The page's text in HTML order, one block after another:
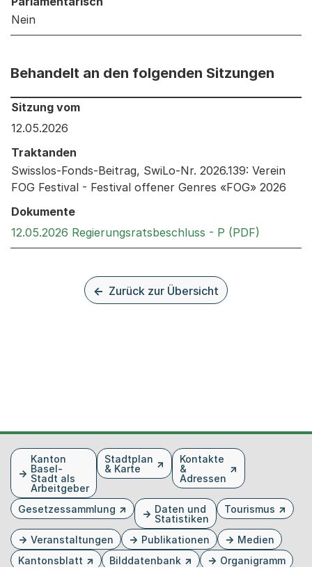
Nein
Behandelt an den folgenden Sitzungen
Behandelt an den folgenden Sitzungen: Informationen
Sitzung vom
12.05.2026
Traktanden
Swisslos-Fonds-Beitrag, SwiLo-Nr. 2026.139: Verein
FOG Festival - Festival offener Genres «FOG» 2026
Dokumente
12.05.2026 Regierungsratsbeschluss - P (PDF)
Zurück zur Übersicht
FusszeileKanton
Basel-
Stadt als
Arbeitgeber
Stadtplan
& Karte
Kontakte
&
Adressen
Gesetzessammlung
Daten und
Statistiken
Tourismus
Veranstaltungen Publikationen
Medien
Kantonsblatt
Bilddatenbank Organigramm